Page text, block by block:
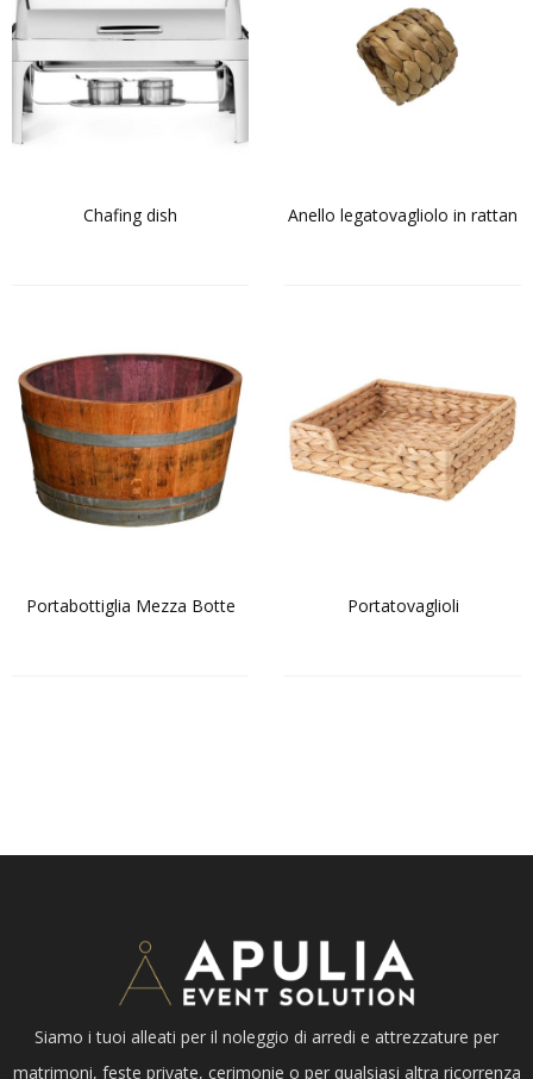
Chafing dish Anello legatovagliolo in rattan
Portabottiglia Mezza Botte Portatovaglioli
Siamo i tuoi alleati per il noleggio di arredi e attrezzature per
matrimoni, feste private, cerimonie o per qualsiasi altra ricorrenza